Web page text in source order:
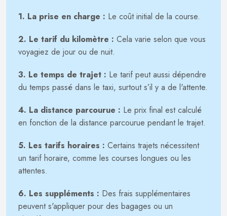
1. La prise en charge : Le coût initial de la course.
2. Le tarif du kilomètre : Cela varie selon que vous
voyagiez de jour ou de nuit.
3. Le temps de trajet : Le tarif peut aussi dépendre
du temps passé dans le taxi, surtout s’il y a de l'attente.
4. La distance parcourue : Le prix final est calculé
en fonction de la distance parcourue pendant le trajet.
5. Les tarifs horaires : Certains trajets nécessitent
un tarif horaire, comme les courses longues ou les
attentes.
6. Les suppléments : Des frais supplémentaires
peuvent s'appliquer pour des bagages ou un